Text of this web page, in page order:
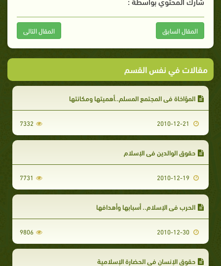
المقال السابق المقال التالى
مقالات في نفس القسم
المؤاخاة في المجتمع المسلم..أهميتها ومكانتها
7332
حقوق الوالدين في الإسلام
7731
الحرب في الإسلام.. أسبابها وأهدافها
9806
حقوق الإنسان في الحضارة الإسلامية